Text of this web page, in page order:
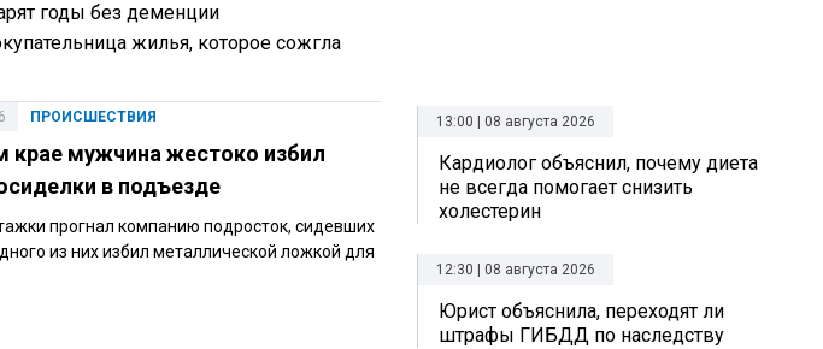
годы без деменции
жилья, которое сожгла
ПРОИСШЕСТВИЯ
крае мужчина жестоко избил
в подъезде
прогнал компанию подросток, сидевших
из них избил металлической ложкой для
13:00 | 08 августа 2026
Кардиолог объяснил, почему диета
не всегда помогает снизить
холестерин
12:30 | 08 августа 2026
Юрист объяснила, переходят ли
штрафы ГИБДД по наследству